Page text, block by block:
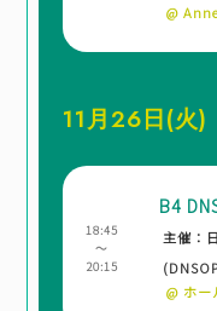
@
11月26日(火)
18:45
～
20:15
B4
主催：
@ ホー